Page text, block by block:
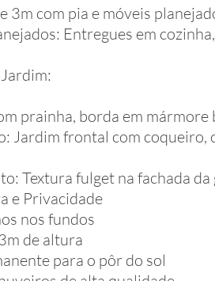
3m com pia e móveis
Entregues em
prainha, borda em
Jardim frontal com
Textura fulget na fachada
e Privacidade
nos fundos
de altura
para o pôr do sol